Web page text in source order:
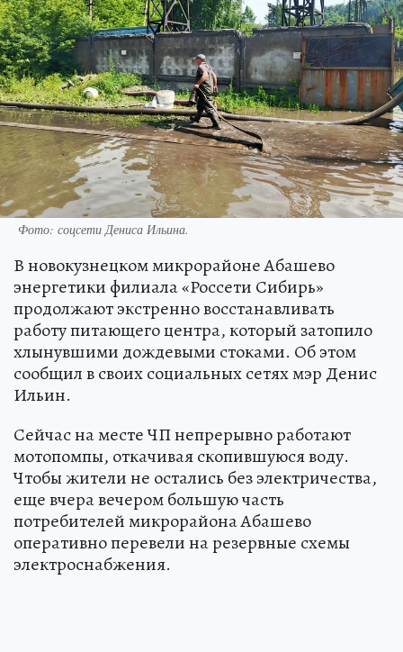
Фото: соцсети Дениса Ильина.
В новокузнецком микрорайоне Абашево
энергетики филиала «Россети Сибирь»
продолжают экстренно восстанавливать
работу питающего центра, который затопило
хлынувшими дождевыми стоками. Об этом
сообщил в своих социальных сетях мэр Денис
Ильин.
Сейчас на месте ЧП непрерывно работают
мотопомпы, откачивая скопившуюся воду.
Чтобы жители не остались без электричества,
еще вчера вечером большую часть
потребителей микрорайона Абашево
оперативно перевели на резервные схемы
электроснабжения.